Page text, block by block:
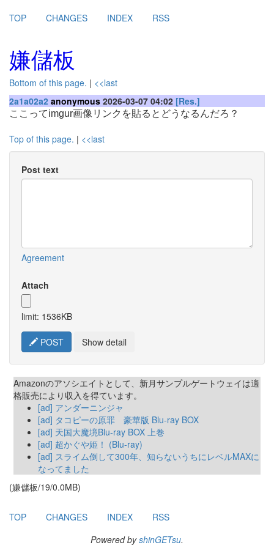
TOP CHANGES INDEX RSS
嫌儲板
Bottom of this page. | <<last
2a1a02a2 anonymous 2026-03-07 04:02 [Res.]
ここってimgur画像リンクを貼るとどうなるんだろ？
Top of this page. | <<last
Post text
Agreement
Attach
limit: 1536KB
POST Show detail
Amazonのアソシエイトとして、新月サンプルゲートウェイは適
格販売により収入を得ています。
[ad] アンダーニンジャ
[ad] タコピーの原罪 豪華版 Blu-ray BOX
[ad] 天国大魔境Blu-ray BOX 上巻
[ad] 超かぐや姫！ (Blu-ray)
[ad] スライム倒して300年、知らないうちにレベルMAXに
なってました
(嫌儲板/19/0.0MB)
TOP CHANGES INDEX
RSS
Powered byshinGETsu.